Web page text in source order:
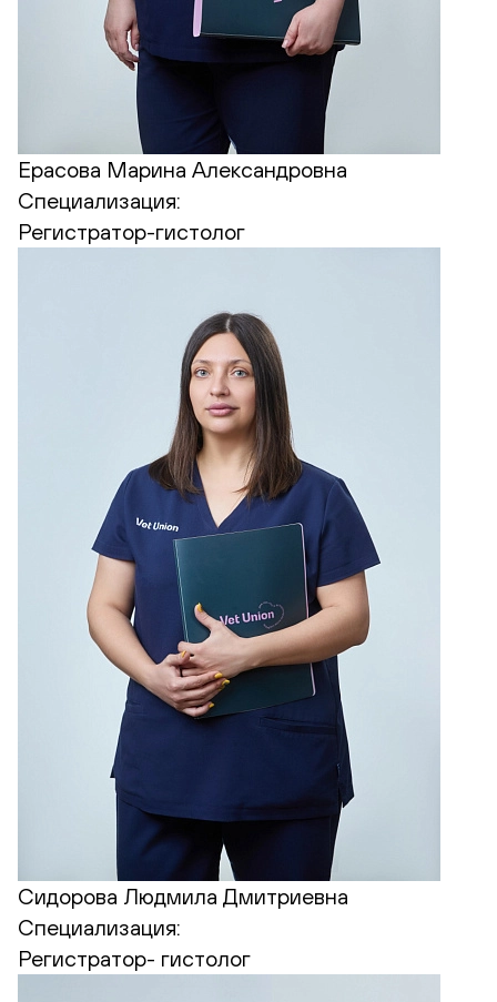
Ерасова Марина Александровна
Специализация:
Регистратор-гистолог
Сидорова Людмила Дмитриевна
Специализация:
Регистратор- гистолог